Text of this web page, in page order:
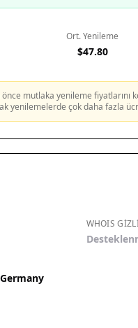
Ort. Yenileme
$47.80
önce mutlaka yenileme fiyatlarını
yenilemelerde çok daha fazla
WHOIS